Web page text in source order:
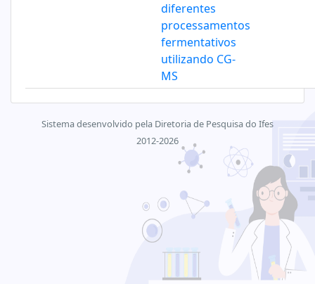
diferentes
processamentos
fermentativos
utilizando CG-
MS
Sistema desenvolvido pela Diretoria de Pesquisa do Ifes
2012-2026